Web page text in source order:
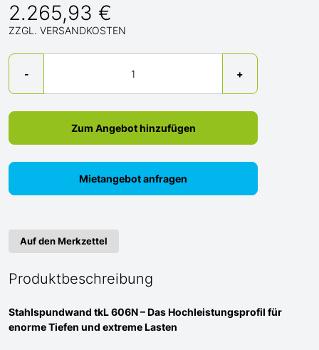
2.265,93 €
ZZGL. VERSANDKOSTEN
-
Menge
+
Zum Angebot hinzufügen
Mietangebot anfragen
Auf den Merkzettel
Produktbeschreibung
Stahlspundwand tkL 606N – Das Hochleistungsprofil für
enormeTiefen und extreme Lasten